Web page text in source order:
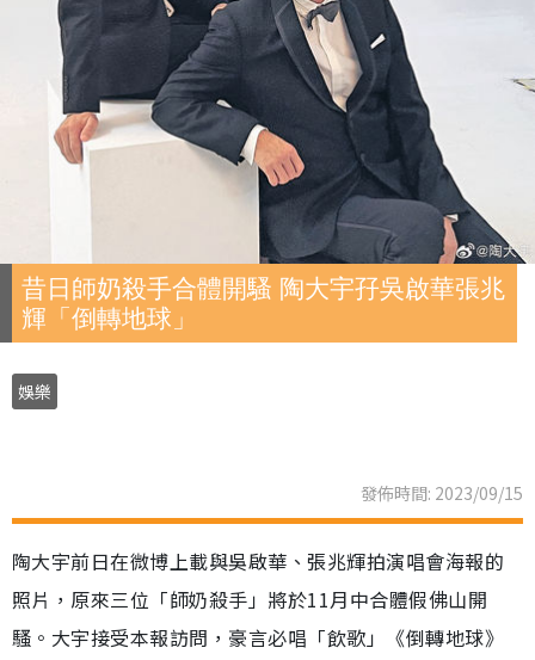
昔日師奶殺手合體開騷 陶大宇孖吳啟華張兆
輝「倒轉地球」
娛樂
發佈時間: 2023/09/15
陶大宇前日在微博上載與吳啟華、張兆輝拍演唱會海報的
照片，原來三位「師奶殺手」將於11月中合體假佛山開
騷。大宇接受本報訪問，豪言必唱「飲歌」《倒轉地球》